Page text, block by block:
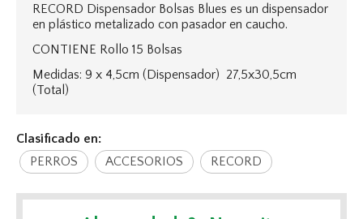
RECORD Dispensador Bolsas Blues es un dispensador
en plástico metalizado con pasador en caucho.
CONTIENE Rollo 15 Bolsas
Medidas: 9 x 4,5cm (Dispensador) 27,5x30,5cm
(Total)
Clasificado en:
PERROS
ACCESORIOS RECORD